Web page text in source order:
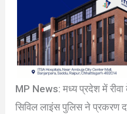
MP News: मध्य प्रदेश में
सिविल लाइंस पुलिस ने प्रकरण